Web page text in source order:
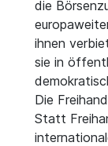
die
ihnen
sie in
Die
Statt